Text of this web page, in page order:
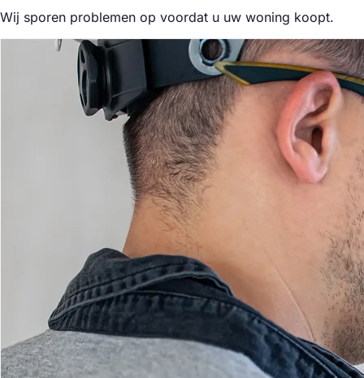
Wij sporen problemen op voordat u uw woning koopt.